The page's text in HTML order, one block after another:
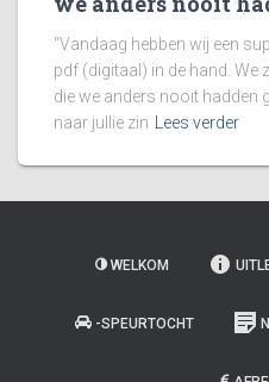
“Vandaag hebben wij een
pdf (digitaal) in de hand. We
die we anders nooit hadden
naar jullie zin
Lees verder
WELKOM
-SPEURTOCHT